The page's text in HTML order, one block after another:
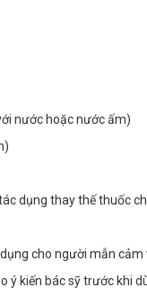
nước hoặc nước ấm)
dụng thay thế thuốc
cho người mẫn cảm
ý kiến bác sỹ trước khi